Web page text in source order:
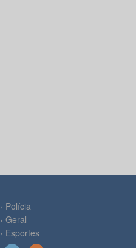
› Polícia
› Geral
› Esportes